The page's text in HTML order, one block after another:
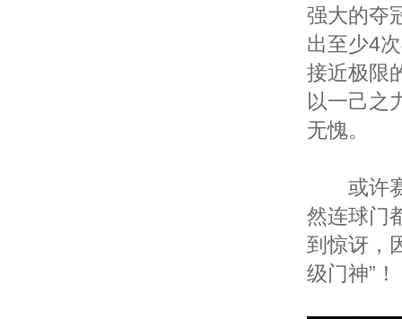
强大的夺
出至少4
接近极限
以一己之
无愧。
或许赛
然连球门
到惊讶，
级门神”！